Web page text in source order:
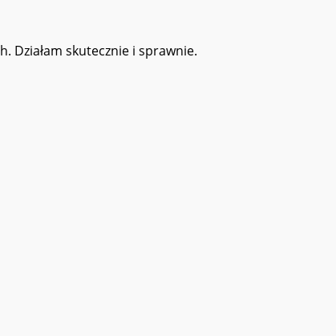
Działam skutecznie i sprawnie.